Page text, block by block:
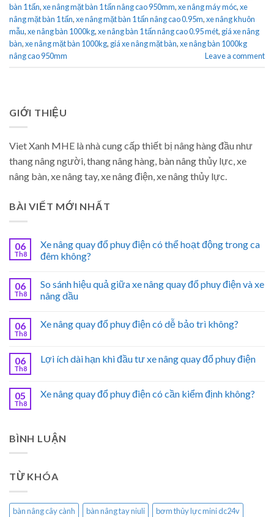
bàn 1 tấn,xe nâng mặt bàn 1 tấn nâng cao 950mm,xe nâng máy móc,xe
nâng mặt bàn 1 tấn,xe nâng mặt bàn 1 tấn nâng cao 0.95m,xe nâng khuôn
mẫu,xe nâng bàn 1000kg,xe nâng bàn 1 tấn nâng cao 0.95 mét, giá xe nâng
bàn,xe nâng mặt bàn 1000kg, giá xe nâng mặt bàn,xe nâng bàn 1000kg
nâng cao 950mm
Leave a comment
GIỚI THIỆU
Viet Xanh MHE là nhà cung cấp thiết bị nâng hàng đầu như
thang nâng người, thang nâng hàng, bàn nâng thủy lực, xe
nâng bàn, xe nâng tay, xe nâng điện, xe nâng thủy lực.
BÀI VIẾT MỚI NHẤT
06
Th8
Xe nâng quay đổ phuy điện có thể hoạt động trong ca
đêm không?
06
Th8
So sánh hiệu quả giữa xe nâng quay đổ phuy điện và xe
nâng dầu
06
Th8
Xe nâng quay đổ phuy điện có dễ bảo trì không?
06
Th8
Lợi ích dài hạn khi đầu tư xe nâng quay đổ phuy điện
05
Th8
Xe nâng quay đổ phuy điện có cần kiểm định không?
BÌNH LUẬN
TỪ KHÓA
bàn nâng cây cành bàn nâng tay niuli
bơm thủy lực mini dc24v